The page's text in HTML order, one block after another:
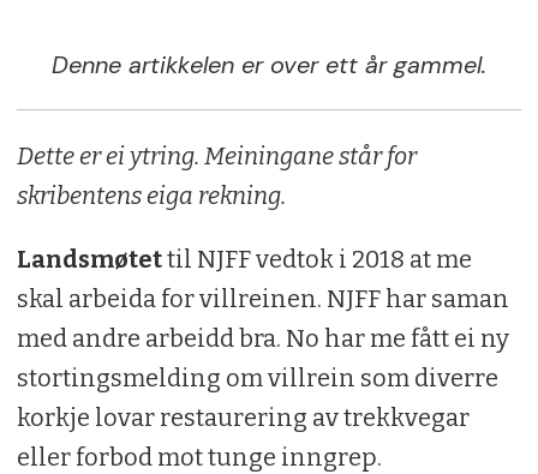
Denne artikkelen er over ett år gammel.
Dette er ei ytring. Meiningane står for
skribentens eiga rekning.
Landsmøtettil NJFF vedtok i 2018 at me
skal arbeida for villreinen. NJFF har saman
med andre arbeidd bra. No har me fått ei ny
stortingsmelding om villrein som diverre
korkje lovar restaurering av trekkvegar
eller forbod mot tunge inngrep.